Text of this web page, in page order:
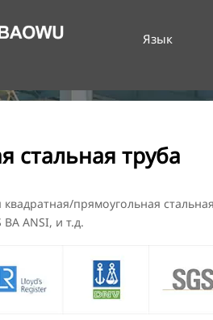
Язык
стальная труба
прямоугольная
ANSI, и т.д.